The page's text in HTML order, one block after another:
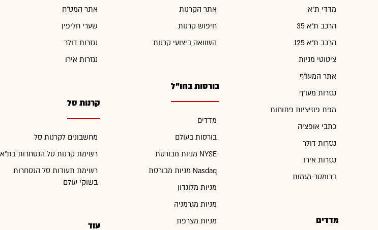
מדדי ת"א
הרכב ת"א 35
הרכב ת"א 125
ציטוטי מניות
אתר המעו"ף
נגזרות מעו"ף
מפת פוזיציות פתוחות
כתבי אופציה
נגזרות דולר
נגזרות אירו
ברומטר-מגמות
מדדים
אתר הקרנות
חיפוש קרנות
השוואה ביצועי קרנות
בורסות בחו"ל
מדדים
בורסות בעולם
מניות מבורסת NYSE
מניות מבורסת Nasdaq
מניות מלונדון
מניות מגרמניה
מניות מצרפת
אתר המט"ח
שערי חליפין
נגזרות דולר
נגזרות אירו
קרנות סל
מחשבונים לקרנות סל
רשימת קרנות סל הנסחרות בת"א
רשימת תעודות סל הנסחרות
בשוקי עולם
עוד